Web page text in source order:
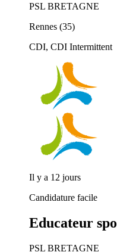
PSL BRETAGNE
Rennes (35)
CDI, CDI Intermittent
Il y a 12 jours
Candidature facile
Educateur
PSL BRETAGNE